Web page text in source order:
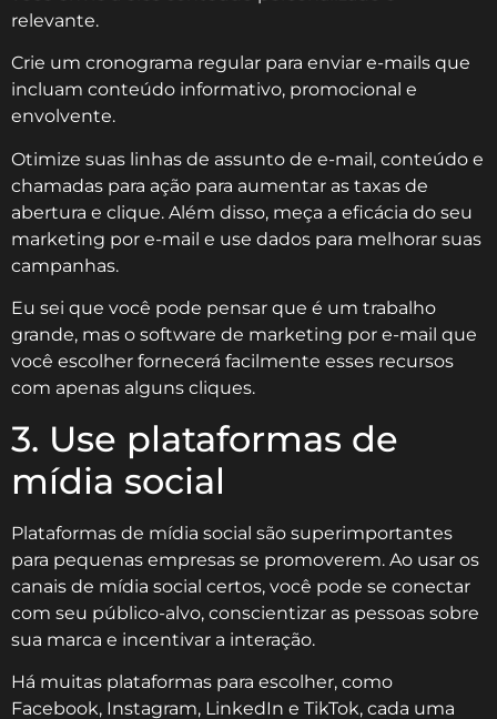
relevante.
Crie um cronograma regular para enviar e-mails que
incluam conteúdo informativo, promocional e
envolvente.
Otimize suas linhas de assunto de e-mail, conteúdo e
chamadas para ação para aumentar as taxas de
abertura e clique. Além disso, meça a eficácia do seu
marketing por e-mail e use dados para melhorar suas
campanhas.
Eu sei que você pode pensar que é um trabalho
grande, mas o software de marketing por e-mail que
você escolher fornecerá facilmente esses recursos
com apenas alguns cliques.
3. Use plataformas de
mídia social
Plataformas de mídia social são superimportantes
para pequenas empresas se promoverem. Ao usar os
canais de mídia social certos, você pode se conectar
com seu público-alvo, conscientizar as pessoas sobre
sua marca e incentivar a interação.
Há muitas plataformas para escolher, como
Facebook, Instagram, LinkedIn e TikTok, cada uma